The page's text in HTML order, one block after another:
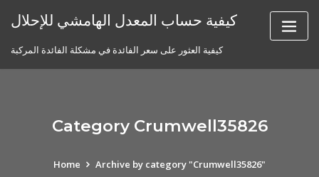
كيفية حساب المعدل الهامشي للإحلال
كيفية العثور على سعر الفائدة في مشكلة الفائدة المركبة
Category Crumwell35826
Home Archive by category "Crumwell35826"